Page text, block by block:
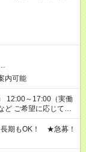
内可能
12:00～17:00（実働
て、
相談ください！
期もOK！ ★急募！